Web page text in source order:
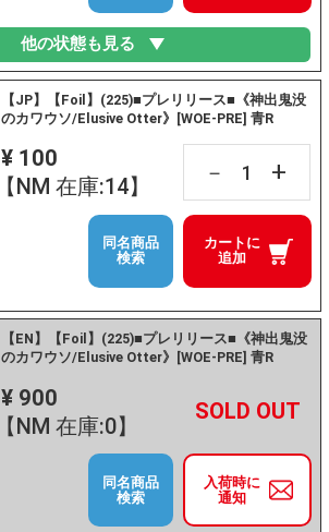
他の状態も見る
【JP】【Foil】(225)■プレリリース■《神出鬼没
のカワウソ/Elusive Otter》[WOE-PRE] 青R
¥ 100
【NM 在庫:14】
－ +
カートに
追加
同名商品
検索
【EN】【Foil】(225)■プレリリース■《神出鬼没
のカワウソ/Elusive Otter》[WOE-PRE] 青R
¥ 900
【NM 在庫:0】
－ +
入荷時に
通知
同名商品
検索